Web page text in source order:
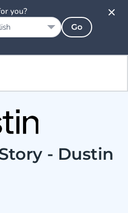
- Dustin
you?
Go